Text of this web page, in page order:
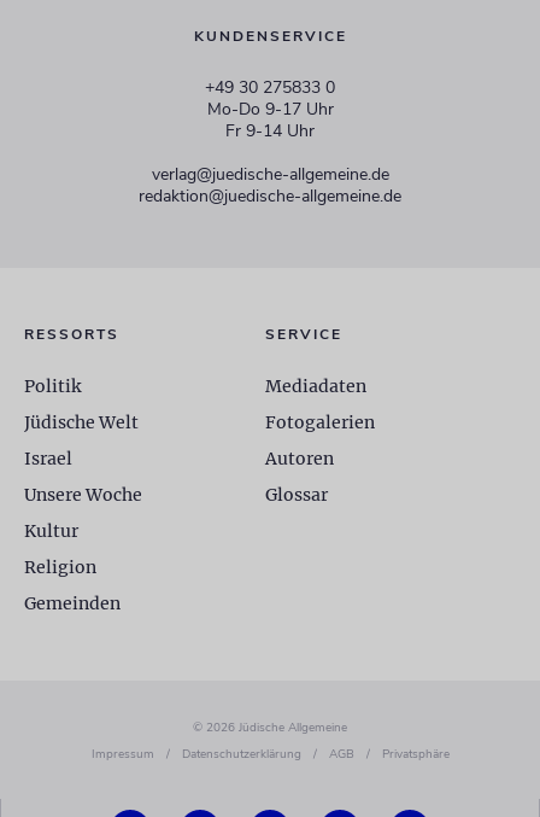
KUNDENSERVICE
+49 30 275833 0
Mo-Do 9-17 Uhr
Fr 9-14 Uhr
verlag@juedische-allgemeine.de
redaktion@juedische-allgemeine.de
RESSORTS
Politik
Jüdische Welt
Israel
Unsere Woche
Kultur
Religion
Gemeinden
SERVICE
Mediadaten
Fotogalerien
Autoren
Glossar
© 2026 Jüdische Allgemeine
Impressum
/ Datenschutzerklärung / AGB / Privatsphäre